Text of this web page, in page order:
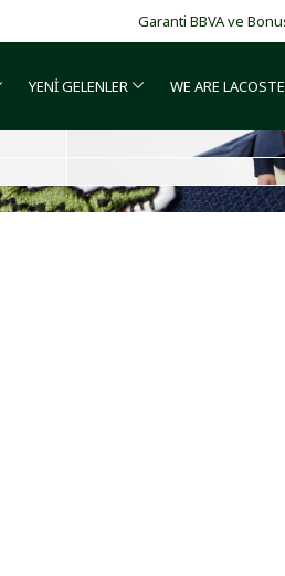
Garanti BBVA ve
YENİ GELENLER WE ARE LACOSTE